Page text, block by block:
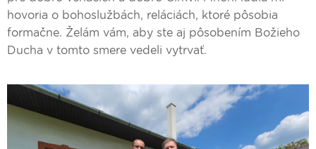
hovoria o bohoslužbách, reláciách, ktoré pôsobia
formačne. Želám vám, aby ste aj pôsobením Božieho
Ducha v tomto smere vedeli vytrvať.